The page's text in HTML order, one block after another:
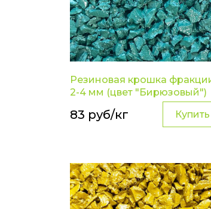
Резиновая крошка
2-4 мм (цвет "Бирюзовый")
83 руб/кг Купить